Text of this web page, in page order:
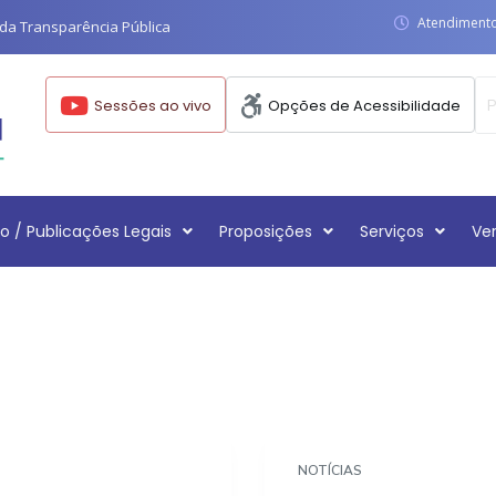
Transparência Pública
Sessões ao vivo Opções de Acessibilidade
/ Publicações Legais Proposições Serviços
NOTÍCIAS